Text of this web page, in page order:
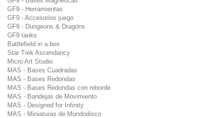
GF9 - Herramientas
GF9 - Accesorios juego
GF9 - Dungeons & Dragons
GF9 tanks
Battlefield in a box
Star Trek Ascendancy
Micro Art Studio
MAS - Bases Cuadradas
MAS - Bases Redondas
MAS - Bases Redondas con reborde
MAS - Bandejas de Movimiento
MAS - Designed for Infinity
MAS - Miniaturas de Mundodisco